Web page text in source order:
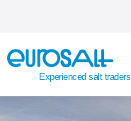
Experienced salt traders